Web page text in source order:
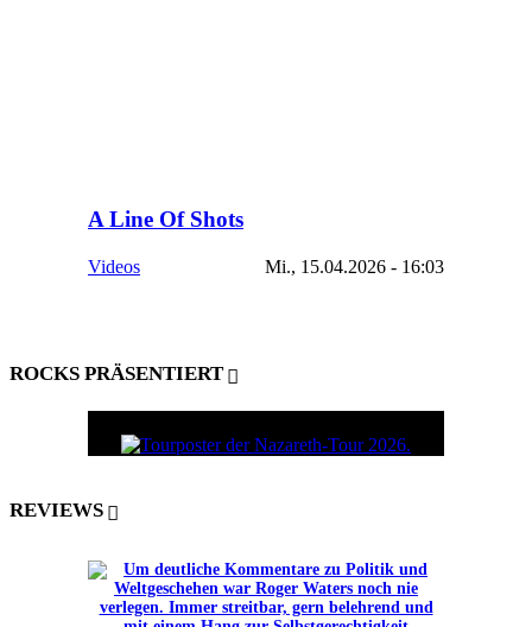
A Line Of Shots
Videos Mi., 15.04.2026 - 16:03
ROCKS PRÄSENTIERT
REVIEWS